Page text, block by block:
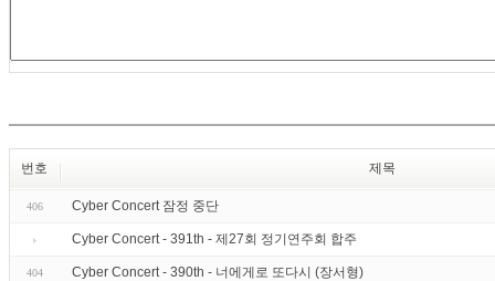
번호 제목
406 Cyber Concert 잠정 중단
Cyber Concert - 391th - 제27회 정기연주회 합주
404 Cyber Concert - 390th - 너에게로 또다시 (장서형)